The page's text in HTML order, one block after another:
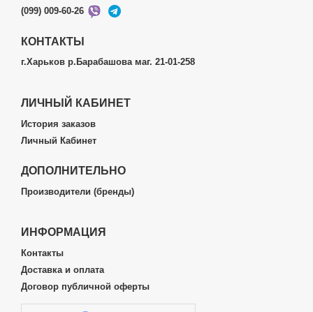
(099) 009-60-26
КОНТАКТЫ
г.Харьков р.Барабашова маг. 21-01-258
ЛИЧНЫЙ КАБИНЕТ
История заказов
Личный Кабинет
ДОПОЛНИТЕЛЬНО
Производители (бренды)
ИНФОРМАЦИЯ
Контакты
Доставка и оплата
Договор публичной оферты